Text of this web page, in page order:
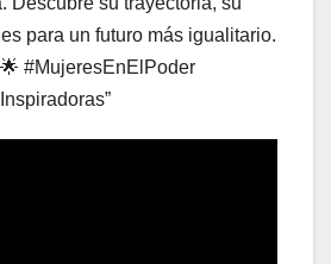
para un futuro más igualitario.
#MujeresEnElPoder